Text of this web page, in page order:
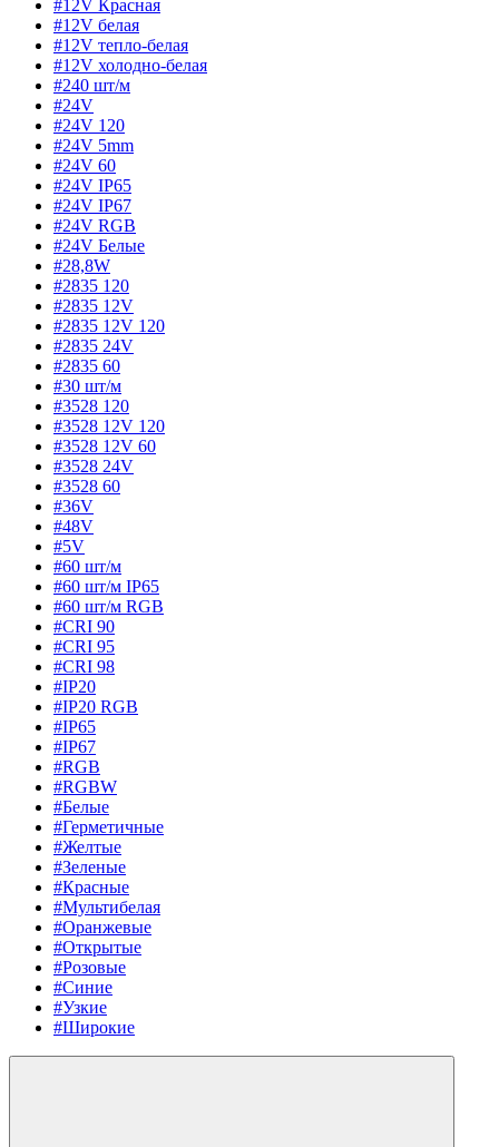
#12V Красная
#12V белая
#12V тепло-белая
#12V холодно-белая
#240 шт/м
#24V
#24V 120
#24V 5mm
#24V 60
#24V IP65
#24V IP67
#24V RGB
#24V Белые
#28,8W
#2835 120
#2835 12V
#2835 12V 120
#2835 24V
#2835 60
#30 шт/м
#3528 120
#3528 12V 120
#3528 12V 60
#3528 24V
#3528 60
#36V
#48V
#5V
#60 шт/м
#60 шт/м IP65
#60 шт/м RGB
#CRI 90
#CRI 95
#CRI 98
#IP20
#IP20 RGB
#IP65
#IP67
#RGB
#RGBW
#Белые
#Герметичные
#Желтые
#Зеленые
#Красные
#Мультибелая
#Оранжевые
#Открытые
#Розовые
#Синие
#Узкие
#Широкие